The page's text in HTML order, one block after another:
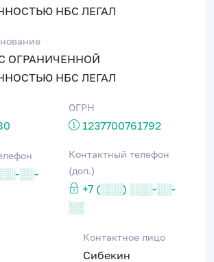
НБС ЛЕГАЛ
ОГРАНИЧЕННОЙ
НБС ЛЕГАЛ
ОГРН
1237700761792
░░-
Контактный телефон
(доп.)
+7 (░░░) ░░░-░░-
░░
Контактное лицо
Сибекин